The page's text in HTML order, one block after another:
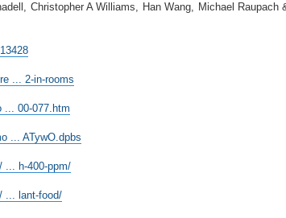
Christopher A Williams, Han Wang, Michael Raupach
... 2-in-rooms
... 00-077.htm
... ATywO.dpbs
... h-400-ppm/
... lant-food/